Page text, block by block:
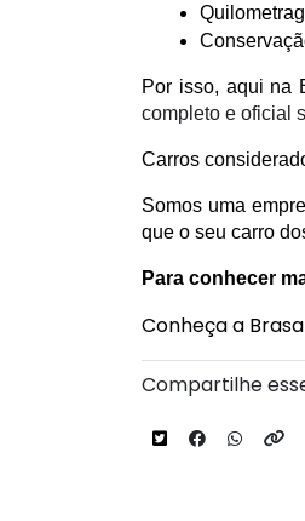
Por isso, aqui na
completo e oficial
Carros
Somos uma
que o seu carro
Para conhecer
Conheça a
Compartilhe